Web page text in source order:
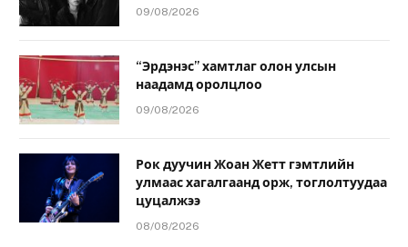
09/08/2026
“Эрдэнэс” хамтлаг олон улсын
наадамд оролцлоо
09/08/2026
Рок дуучин Жоан Жетт гэмтлийн
улмаас хагалгаанд орж, тоглолтуудаа
цуцалжээ
08/08/2026